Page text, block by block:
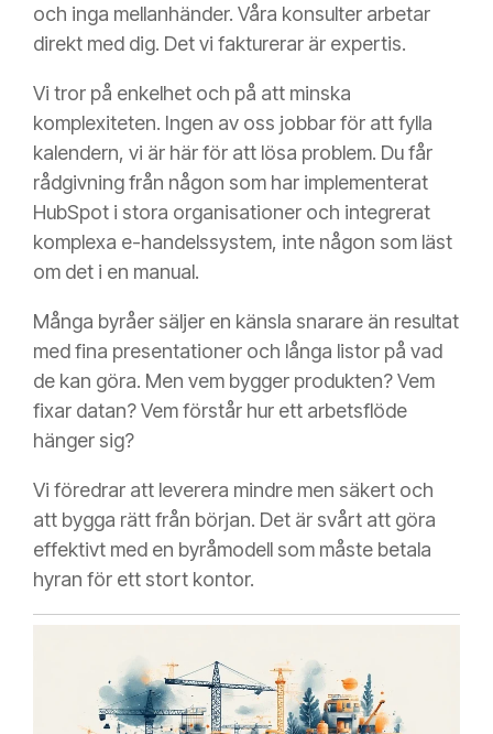
och inga mellanhänder. Våra konsulter arbetar
direkt med dig. Det vi fakturerar är expertis.
Vi tror på enkelhet och på att minska
komplexiteten. Ingen av oss jobbar för att fylla
kalendern, vi är här för att lösa problem. Du får
rådgivning från någon som har implementerat
HubSpot i stora organisationer och integrerat
komplexa e-handelssystem, inte någon som läst
om det i en manual.
Många byråer säljer en känsla snarare än resultat
med fina presentationer och långa listor på vad
de kan göra. Men vem bygger produkten? Vem
fixar datan? Vem förstår hur ett arbetsflöde
hänger sig?
Vi föredrar att leverera mindre men säkert och
att bygga rätt från början. Det är svårt att göra
effektivt med en byråmodell som måste betala
hyran för ett stort kontor.